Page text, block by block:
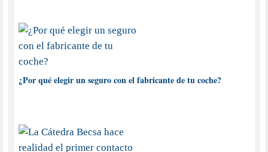
¿Por qué elegir un seguro con el fabricante de tu coche?